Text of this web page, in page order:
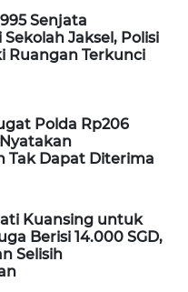
Senjata
Jaksel, Polisi
Ruangan Terkunci
Polda Rp206
Tak Dapat Diterima
Kuansing untuk
Berisi 14.000 SGD,
Selisih